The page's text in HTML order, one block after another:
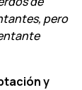
pero
y